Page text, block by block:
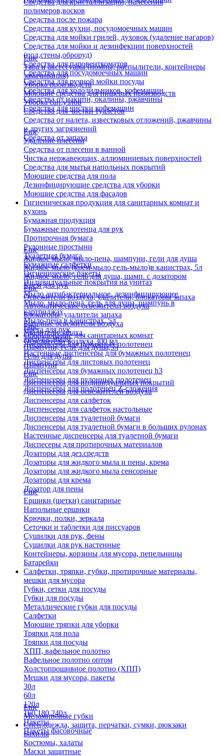
Средства для кристаллизации, нанесения
полимеров,восков
Средства после пожара
Средства для кухни, посудомоечных машин
Средства для мойки грилей, духовок (удаление нагаров)
Средства для мойки и дезинфекции поверхностей
(пол,стены,оброруд)
Средства для паровенткоматов
Средства для посудомоечных машин
Средства для ручной мойки посуды
Средства для холодильников, кофемашин
Средства от накипи, окалины, ржавчины
Средства для чистки кофемашин
Еще
Тара и аксессуары (помпы, распылители, контейнеры
замачивания)
Уборка производств
Моющие средства для пищевых производств
Уборка сан.узлов
Средства для чистки туалетов
Средства от налета, известковых отложений, ржавчины
и других загрязнений
Средства от запаха
Еще
Удаление плесени
Средства от плесени в ванной
Чистка нержавеющих, аллюминиевых поверхностей
Средства для мытья напольных покрытий
Моющие средства для пола
Дезинфицирующие средства для уборки
Моющие средства для фасадов
Гигиеническая продукция для санитарных комнат и
кухонь
Бумажная продукция
Бумажные полотенца для рук
Протирочная бумага
Рулонные простыни
Туалетная бумага
Бумажные салфетки
Гигиенические пакеты
Индивидуальные покрытия на унитаз
Еще
Жидкое мыло, мыло-пена, шампуни, гели для душа
Жидкое мыло (крем-мыло,гель-мыло)в канистрах, 5л
Жидкое мыло, гель для душа, шамп. с дозатором
Крем для рук
Мыло антибактериальное, дезинфицирующее
Мыло, мыло-пена, гель для душа, шампунь в
картриджах
Мыло-пена в канистрах, 5л
Паста для рук
Твердое мыло
Шампуни, гели для душа,5л
Гели для душа
Шампуни
Еще
Освежители воздуха, удалители, блокаторы запаха
Автоматические освежители воздуха
Блокаторы, удалители запаха
Бытовые освежители воздуха
Удалители запаха
Освежители воздуха 300 мл
Еще
Оборудование для санитарных комнат
Диспенсеры для бумажных полотенец
Настенные диспенсеры для бумажных полотенец
Диспенсеры для листовых полотенец
Диспенсеры для бумажных полотенец h3
Диспенсеры для рулонных полотенец
Диспенсеры для полотенец Z-сложения
Еще
Диспенсеры для индивидуальных покрытий
Диспенсеры для освежителей воздуха
Диспенсеры для салфеток
Диспенсеры для салфеток настольные
Диспенсеры для туалетной бумаги
Диспенсеры для туалетной бумаги в больших рулонах
Настенные диспенсеры для туалетной бумаги
Диспесеры для протирочных материалов
Дозаторы для дез.средств
Дозаторы для жидкого мыла и пены, крема
Дозаторы для жидкого мыла сенсорные
Дозаторы для крема
Дозатор для пены
Еще
Ершики (щетки) санитарные
Напольные ершики
Крючки, полки, зеркала
Сеточки и таблетки для писсуаров
Сушилки для рук, фены
Сушилки для рук настенные
Контейнеры, корзины для мусора, пепельницы
Батарейки
Салфетки, тряпки, губки, протирочные материалы,
мешки для мусора
Губки, сетки для посуды
Губки для посуды
Металлические губки для посуды
Салфетки
Моющие тряпки для уборки
Тряпки для пола
Тряпки для посуды
ХПП, вафельное полотно
Вафельное полотно оптом
Холстопрошивное полотно (ХПП)
Мешки для мусора, пакеты
30л
60л
120л
160,180,240л
Пакеты
Пакеты фасовочные
Еще
Меламиновые губки
Спец.одежда, защита, перчатки, сумки, рюкзаки
Бахилы
Костюмы, халаты
Маски защитные